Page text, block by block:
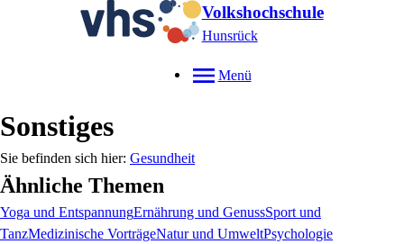
Volkshochschule
Hunsrück
Menü
Sonstiges
Gesundheit
Ähnliche Themen
Yoga und EntspannungErnährung und GenussSport und
TanzMedizinische VorträgeNatur und UmweltPsychologie